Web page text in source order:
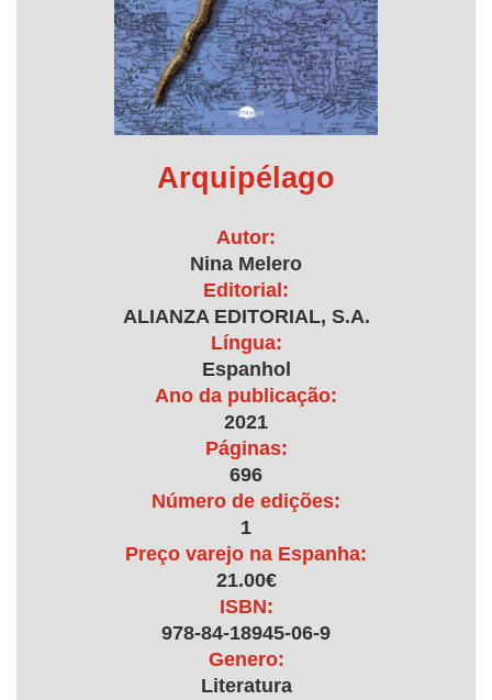
Arquipélago
Autor:
Nina Melero
Editorial:
ALIANZA EDITORIAL, S.A.
Língua:
Espanhol
Ano da publicação:
2021
Páginas:
696
Número de edições:
1
Preço varejo na Espanha:
21.00€
ISBN:
978-84-18945-06-9
Genero:
Literatura